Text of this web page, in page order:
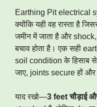
Earthing Pit electrical
क्योंकि यही वह रास्ता है
जमीन में जाता है और
बचाव होता है। एक सही
soil condition के हिसाब
जाए, joints secure हों
याद रखो—3 feet चौड़ाई